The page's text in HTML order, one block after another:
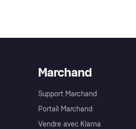
Marchand
Support Marchand
Portail Marchand
Vendre avec Klarna